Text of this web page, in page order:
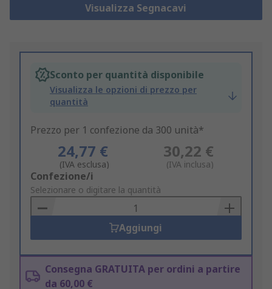
Visualizza Segnacavi
Sconto per quantità disponibile
Visualizza le opzioni di prezzo per
quantità
Prezzo per 1 confezione da 300 unità*
24,77 €
(IVA esclusa)
30,22 €
(IVA inclusa)
Add
to
Basket
Confezione/i
Selezionare o digitare la quantità
Aggiungi
Consegna GRATUITA per ordini a partire
da 60,00 €